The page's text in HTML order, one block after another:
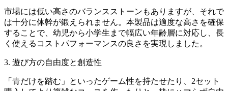
市場には低い高さのバランスストーンもありますが、それで
は十分に体幹が鍛えられません。本製品は適度な高さを確保
することで、幼児から小学生まで幅広い年齢層に対応し、長
く使えるコストパフォーマンスの良さを実現しました。
3. 遊び方の自由度と創造性
「青だけを踏む」といったゲーム性を持たせたり、2セット